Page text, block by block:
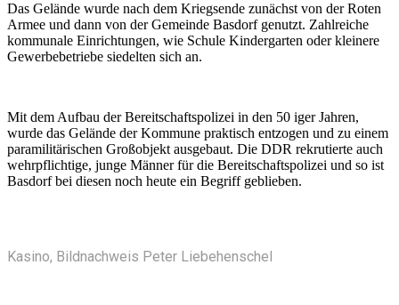
Das Gelände wurde nach dem Kriegsende zunächst von der Roten
Armee und dann von der Gemeinde Basdorf genutzt. Zahlreiche
kommunale Einrichtungen, wie Schule Kindergarten oder kleinere
Gewerbebetriebe siedelten sich an.
Mit dem Aufbau der Bereitschaftspolizei in den 50 iger Jahren,
wurde das Gelände der Kommune praktisch entzogen und zu einem
paramilitärischen Großobjekt ausgebaut. Die DDR rekrutierte auch
wehrpflichtige, junge Männer für die Bereitschaftspolizei und so ist
Basdorf bei diesen noch heute ein Begriff geblieben.
Kasino, Bildnachweis Peter Liebehenschel